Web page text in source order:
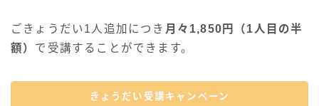
ごきょうだい1人追加につき 月々1,850円（1人目の半
額） で受講することができます。
きょうだい受講キャンペーン